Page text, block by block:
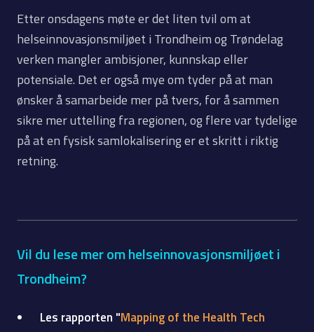
Etter onsdagens møte er det liten tvil om at
helseinnovasjonsmiljøet i Trondheim og Trøndelag
verken mangler ambisjoner, kunnskap eller
potensiale. Det er også mye om tyder på at man
ønsker å samarbeide mer på tvers, for å sammen
sikre mer uttelling fra regionen, og flere var tydelige
på at en fysisk samlokalisering er et skritt i riktig
retning.
Vil du lese mer om helseinnovasjonsmiljøet i
Trondheim?
Les rapporten "Mapping of the Health Tech